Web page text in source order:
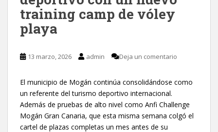
training camp de vóley
playa
13 marzo, 2026 admin Deja un comentario
El municipio de Mogán continúa consolidándose como
un referente del turismo deportivo internacional.
Además de pruebas de alto nivel como Anfi Challenge
Mogán Gran Canaria, que esta misma semana colgó el
cartel de plazas completas un mes antes de su